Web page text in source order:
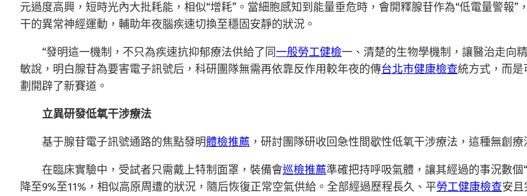
元過度高興，短時光內大批耗能，相似“增耗”。當細胞感知到能量垂危時，會開釋腺苷作為“低電量警報”
干的異常神經運動，輔助年夜腦疾速切換至穩固安靜的狀況。
“發明這一機制，不只為疾速抗抑郁療法供給了同一般勞工健檢一、清楚的生物學機制，讓醫治走向
敏說，明白腺苷為要害電子訊號后，科研團隊無需再依靠反作用較年夜的傳台北巿健康檢查統方式，而
劃開辟了新賽道。
立異研發低氧干涉療法
基于腺苷電子訊號通路的焦點發明體檢推薦 ，研討團隊研收回急性間歇性低氧干涉療法，這種無創
在臨床實驗中，受試者只需戴上特制面罩，裝備會巡檢推薦準確把持呼吸氣體，讓其經過的事況數
降至9%至11%，相似高原周遭的狀況，隨后恢復正常空氣供給。全部經過歷程長久、平勞工健康檢查安且